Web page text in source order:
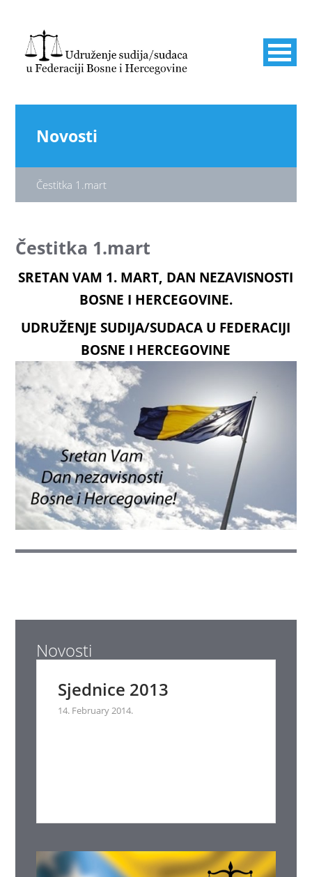
Novosti
Čestitka 1.mart
Čestitka 1.mart
SRETAN VAM 1. MART, DAN NEZAVISNOSTI
BOSNE I HERCEGOVINE.
UDRUŽENJE SUDIJA/SUDACA U FEDERACIJI
BOSNE I HERCEGOVINE
Novosti
Sjednice 2013
14. February 2014.